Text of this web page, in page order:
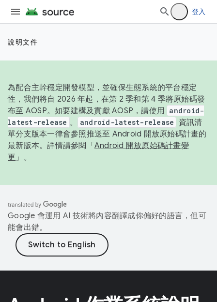
登入
說明文件
為配合主幹穩定開發模型，並確保生態系統的平台穩定
性，我們將自 2026 年起，在第 2 季和第 4 季將原始碼發
布至 AOSP。如要建構及貢獻 AOSP，請使用 android-
latest-release 。 android-latest-release
資訊清
單分支版本一律會參照推送至 Android 開放原始碼計畫的
最新版本。詳情請參閱「 Android 開放原始碼計畫變
更 」。
Google 會運用 AI 技術將內容翻譯成你偏好的語言，但可
能會出錯。